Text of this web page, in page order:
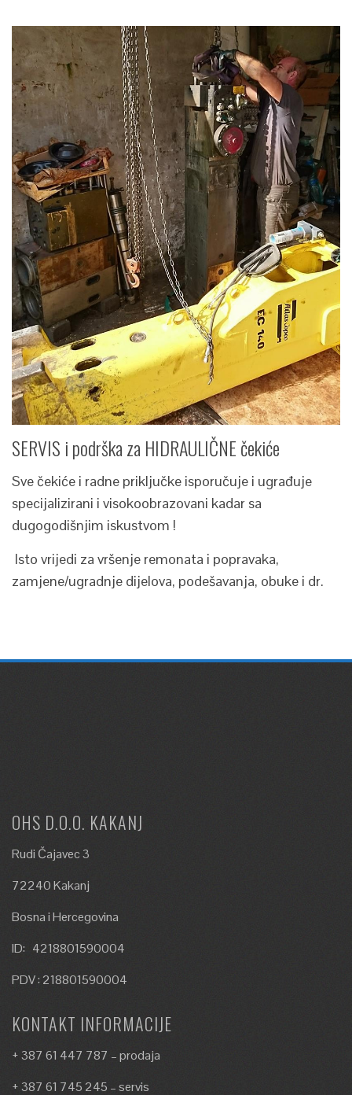
SERVIS i podrška za HIDRAULIČNE čekiće
Sve čekiće i radne priključke isporučuje i ugrađuje
specijalizirani i visokoobrazovani kadar sa
dugogodišnjim iskustvom !
Isto vrijedi za vršenje remonata i popravaka,
zamjene/ugradnje dijelova, podešavanja, obuke i dr.
OHS D.O.O. KAKANJ
Rudi Čajavec 3
72240 Kakanj
Bosna i Hercegovina
ID: 4218801590004
PDV : 218801590004
KONTAKT INFORMACIJE
+ 387 61 447 787 – prodaja
+ 387 61 745 245 – servis